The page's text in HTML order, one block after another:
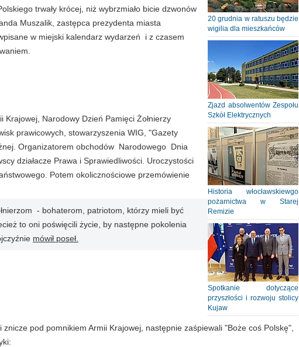
20 grudnia w ratuszu będzie
wigilia dla mieszkańców
Zjazd absolwentów Zespołu
Szkół Elektrycznych
Historia włocławskiewgo
pożarnictwa w Starej
Remizie
Spotkanie dotyczące
przyszłości i rozwoju stolicy
Kujaw
trwały krócej, niż wybrzmiało bicie dzwonów
Muszalik, zastępca prezydenta miasta
w miejski kalendarz wydarzeń i z czasem
Narodowy Dzień Pamięci Żołnierzy
prawicowych, stowarzyszenia WIG, "Gazety
Organizatorem obchodów Narodowego Dnia
działacze Prawa i Sprawiedliwości. Uroczystości
Potem okolicznościowe przemówienie
- bohaterom, patriotom, którzy mieli być
to oni poświęcili życie, by następne pokolenia
mówił poseł.
pod pomnikiem Armii Krajowej, następnie zaśpiewali "Boże coś Polskę",